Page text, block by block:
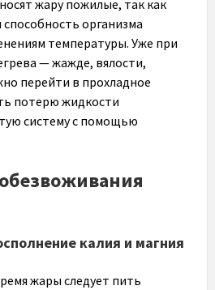
жару пожилые, так как
организма
температуры. Уже при
— жажде, вялости,
перейти в прохладное
потерю жидкости
систему с помощью
калия и магния
жары следует пить